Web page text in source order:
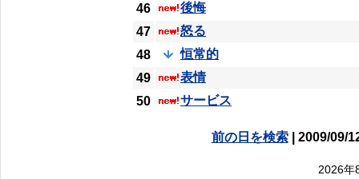
46
後悔
47
怒る
48
恒常的
49
表情
50
サービス
前の日を検索| 2009/09/
2026年